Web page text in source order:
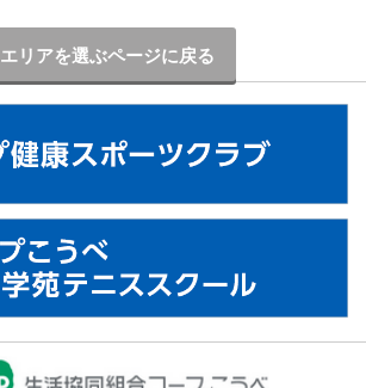
エリアを選ぶページに戻る